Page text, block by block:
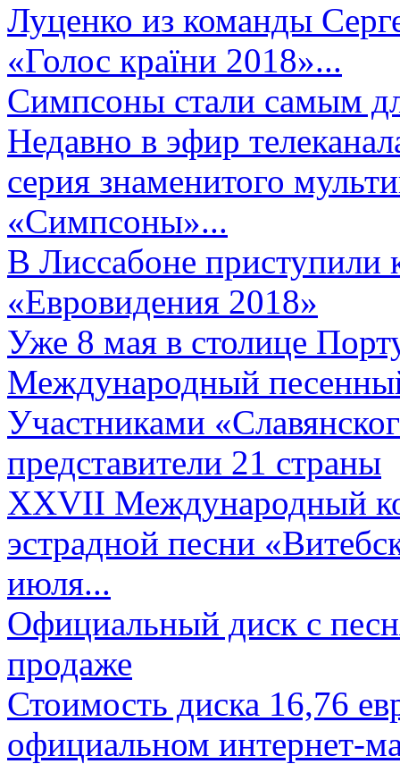
Луценко из команды
«Голос країни 2018»...
Симпсоны стали самым
Недавно в эфир
серия знаменитого
«Симпсоны»...
В Лиссабоне приступили
«Евровидения 2018»
Уже 8 мая в столице
Международный
Участниками
представители 21 страны
XXVII Международный
эстрадной песни
июля...
Официальный диск с
продаже
Стоимость диска 16,76
официальном интернет-